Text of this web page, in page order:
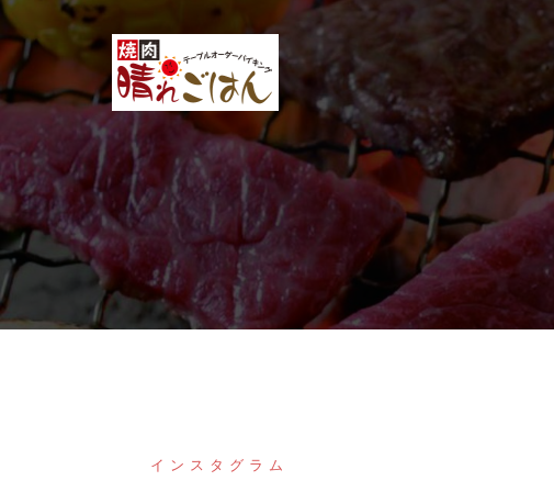
コ
ン
テ
ン
ス
キ
ッ
プ
インスタグラム